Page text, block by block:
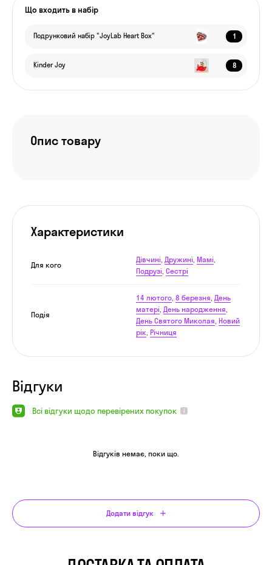
Що входить в набір
Подрунковий набір "JoyLab Heart Box" 1
Kinder Joy 8
Опис товару
Характеристики
Для кого
Дівчині Дружині Мамі
Подрузі Сестрі
Подія
14 лютого 8 березня День
матері День народження
День Святого Миколая Новий
рік Річниця
Відгуки
Всі відгуки щодо перевірених покупок
Відгуків немає, поки що.
Додати відгук